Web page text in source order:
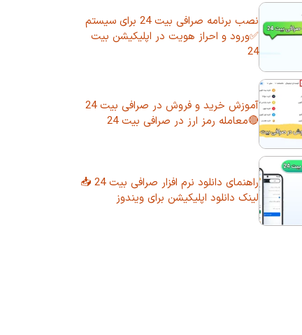
نصب برنامه صرافی بیت 24 برای سیستم
✅ورود و احراز هویت در اپلیکیشن بیت
24
آموزش خرید و فروش در صرافی بیت 24
🔴معامله رمز ارز در صرافی بیت 24
راهنمای دانلود نرم افزار صرافی بیت 24 📥
لینک دانلود اپلیکیشن برای ویندوز